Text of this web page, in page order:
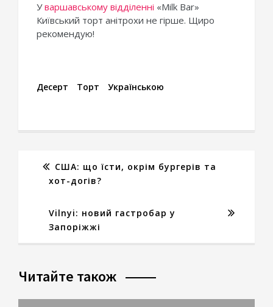
Уваршавському відділенні «Milk Bar»
Київський торт анітрохи не гірше. Щиро
рекомендую!
Десерт Торт Українською
США: що їсти, окрім бургерів та
хот-догів?
Vilnyi: новий гастробар у
Запоріжжі
Читайте також